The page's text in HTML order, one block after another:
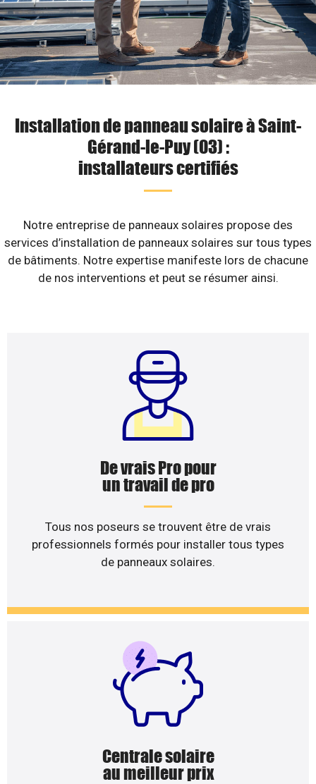
Installation de panneau solaire à Saint-
Gérand-le-Puy (03) :
installateurs certifiés
Notre entreprise de panneaux solaires propose des
services d’installation de panneaux solaires sur tous types
de bâtiments. Notre expertise manifeste lors de chacune
de nos interventions et peut se résumer ainsi.
De vrais Pro pour
un travail de pro
Tous nos poseurs se trouvent être de vrais
professionnels formés pour installer tous types
de panneaux solaires.
Centrale solaire
au meilleur prix